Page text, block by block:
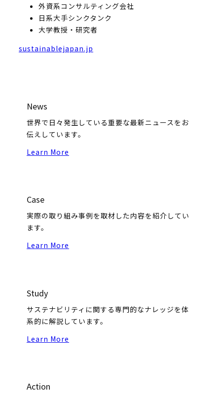
外資系コンサルティング会社
日系大手シンクタンク
大学教授・研究者
sustainablejapan.jp
News
世界で日々発生している重要な最新ニュースをお
伝えしています。
Learn More
Case
実際の取り組み事例を取材した内容を紹介してい
ます。
Learn More
Study
サステナビリティに関する専門的なナレッジを体
系的に解説しています。
Learn More
Action